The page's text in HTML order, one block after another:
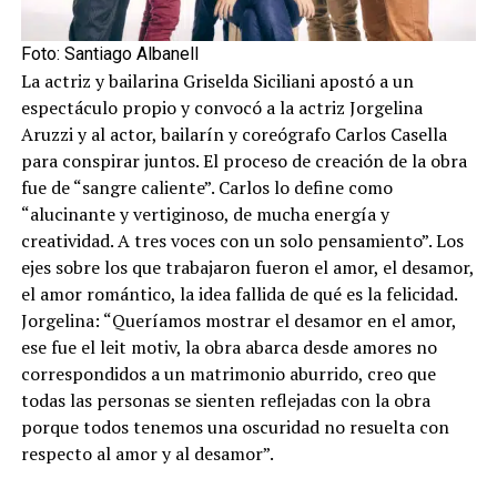
Foto: Santiago Albanell
La actriz y bailarina Griselda Siciliani apostó a un
espectáculo propio y convocó a la actriz Jorgelina
Aruzzi y al actor, bailarín y coreógrafo Carlos Casella
para conspirar juntos. El proceso de creación de la obra
fue de “sangre caliente”. Carlos lo define como
“alucinante y vertiginoso, de mucha energía y
creatividad. A tres voces con un solo pensamiento”. Los
ejes sobre los que trabajaron fueron el amor, el desamor,
el amor romántico, la idea fallida de qué es la felicidad.
Jorgelina: “Queríamos mostrar el desamor en el amor,
ese fue el leit motiv, la obra abarca desde amores no
correspondidos a un matrimonio aburrido, creo que
todas las personas se sienten reflejadas con la obra
porque todos tenemos una oscuridad no resuelta con
respecto al amor y al desamor”.